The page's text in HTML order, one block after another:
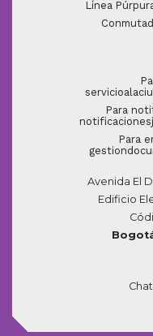
Línea
Para
Para
Avenida El
Edificio